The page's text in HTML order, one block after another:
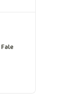
Fale